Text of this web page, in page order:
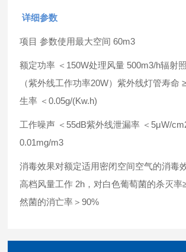
详细参数
项目 参数使用最大空间 60m3
额定功率 ＜150W处理风量 500m3/h辐射
（紫外线工作功率20W）紫外线灯管寿命
生率 ＜0.05g/(Kw.h)
工作噪声 ＜55dB紫外线泄漏率 ＜5μW/
0.01mg/m3
消毒效果对额定适用密闭空间空气的消毒
高档风量工作 2h，对白色葡萄菌的杀灭率
然菌的消亡率＞90%